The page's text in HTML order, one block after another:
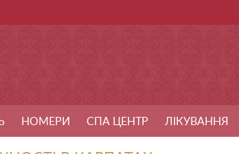
НОМЕРИ СПА ЦЕНТР ЛІКУВАННЯ